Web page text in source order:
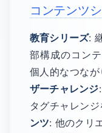
コンテンツ
教育シリーズ:
部構成のコン
個人的なつな
ザーチャレンジ
タグチャレンジ
ンツ: 他のクリ